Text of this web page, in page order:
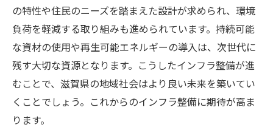
の特性や住民のニーズを踏まえた設計が求められ、環境
負荷を軽減する取り組みも進められています。持続可能
な資材の使用や再生可能エネルギーの導入は、次世代に
残す大切な資源となります。こうしたインフラ整備が進
むことで、滋賀県の地域社会はより良い未来を築いてい
くことでしょう。これからのインフラ整備に期待が高ま
ります。